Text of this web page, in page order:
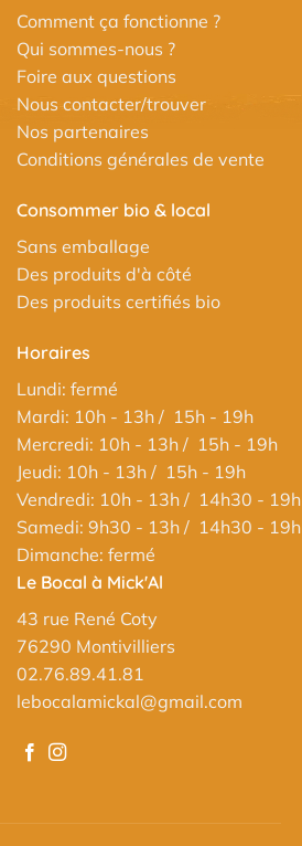
Comment ça fonctionne ?
Qui sommes-nous ?
Foire aux questions
Nous contacter/trouver
Nos partenaires
Conditions générales de vente
Consommer bio & local
Sans emballage
Des produits d'à côté
Des produits certifiés bio
Horaires
Lundi: fermé
Mardi: 10h - 13h / 15h - 19h
Mercredi: 10h - 13h / 15h - 19h
Jeudi: 10h - 13h / 15h - 19h
Vendredi: 10h - 13h / 14h30 - 19h
Samedi: 9h30 - 13h / 14h30 - 19h
Dimanche: fermé
Le Bocal à Mick'Al
43 rue René Coty
76290 Montivilliers
02.76.89.41.81
lebocalamickal@gmail.com